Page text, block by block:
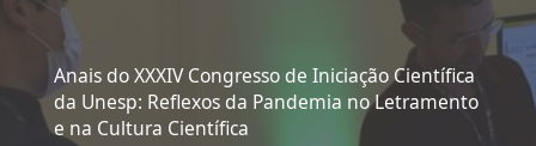
Anais do XXXIV Congresso de Iniciação Científica
da Unesp: Reflexos da Pandemia no Letramento
e na Cultura Científica